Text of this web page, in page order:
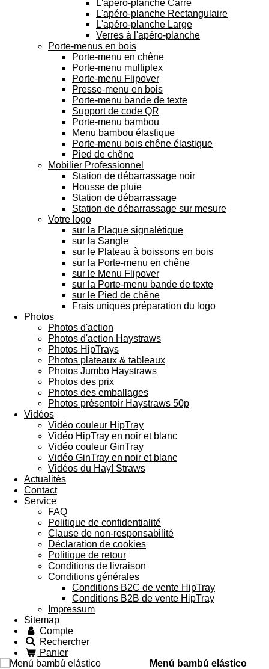
L'apéro-planche Carré
L'apéro-planche Rectangulaire
L'apéro-planche Large
Verres à l'apéro-planche
Porte-menus en bois
Porte-menu en chêne
Porte-menu multiplex
Porte-menu Flipover
Presse-menu en bois
Porte-menu bande de texte
Support de code QR
Porte-menu bambou
Menu bambou élastique
Porte-menu bois chêne élastique
Pied de chêne
Mobilier Professionnel
Station de débarrassage noir
Housse de pluie
Station de débarrassage
Station de débarrassage sur mesure
Votre logo
sur la Plaque signalétique
sur la Sangle
sur le Plateau à boissons en bois
sur la Porte-menu en chêne
sur le Menu Flipover
sur la Porte-menu bande de texte
sur le Pied de chêne
Frais uniques préparation du logo
Photos
Photos d'action
Photos d'action Haystraws
Photos HipTrays
Photos plateaux & tableaux
Photos Jumbo Haystraws
Photos des prix
Photos des emballages
Photos présentoir Haystraws 50p
Vidéos
Vidéo couleur HipTray
Vidéo HipTray en noir et blanc
Vidéo couleur GinTray
Vidéo GinTray en noir et blanc
Vidéos du Hay! Straws
Actualités
Contact
Service
FAQ
Politique de confidentialité
Clause de non-responsabilité
Déclaration de cookies
Politique de retour
Conditions de livraison
Conditions générales
Conditions B2C de vente HipTray
Conditions B2B de vente HipTray
Impressum
Sitemap
Compte
Rechercher
Panier
Menú bambú elástico